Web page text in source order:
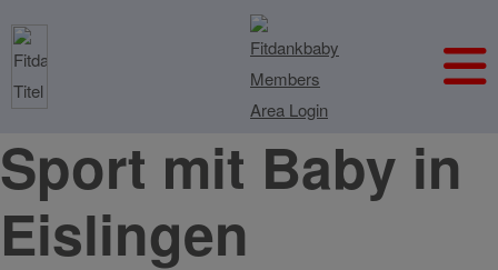
Sport mit Baby in
Eislingen